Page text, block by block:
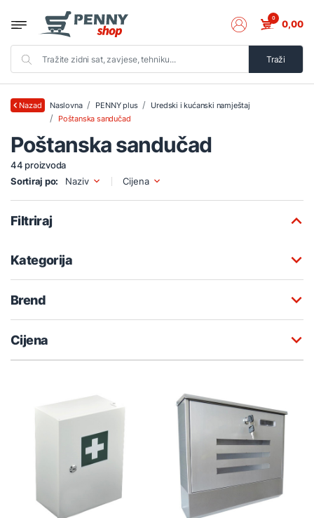
Traži
0 0,00
Nazad Naslovna PENNY plus
Uredski i kućanski namještaj
Poštanska sandučad
Poštanska sandučad
44 proizvoda
Sortiraj po:
Naziv Cijena
Filtriraj
Kategorija
Brend
Cijena